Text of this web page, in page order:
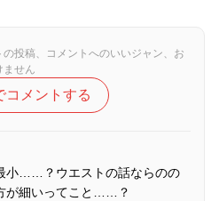
投稿、コメントへのいいジャン、お
ません
コメントする
小……？ウエストの話ならのの
が細いってこと……？